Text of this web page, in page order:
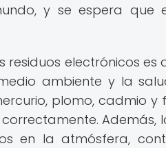
y se espera que
residuos electrónicos
ambiente y la
plomo, cadmio
en la atmósfera,